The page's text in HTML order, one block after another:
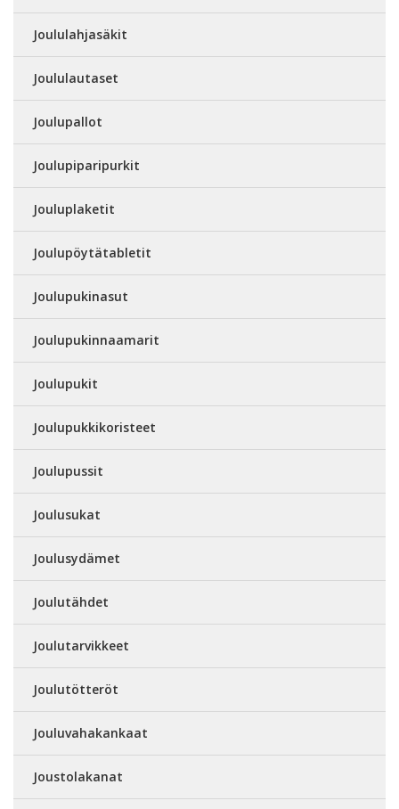
Joululahjasäkit
Joululautaset
Joulupallot
Joulupiparipurkit
Jouluplaketit
Joulupöytätabletit
Joulupukinasut
Joulupukinnaamarit
Joulupukit
Joulupukkikoristeet
Joulupussit
Joulusukat
Joulusydämet
Joulutähdet
Joulutarvikkeet
Joulutötteröt
Jouluvahakankaat
Joustolakanat